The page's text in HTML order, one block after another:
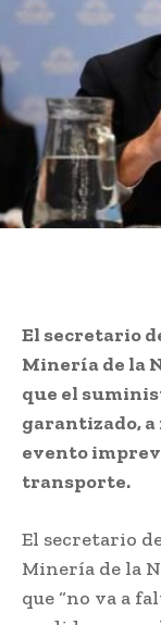
El secretario
Minería de la
que el
garantizado, a
evento
transporte.
El secretario
Minería de la
que “no va a